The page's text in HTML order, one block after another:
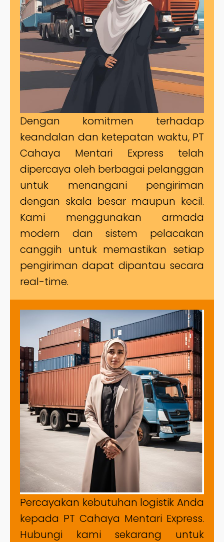
Dengan komitmen terhadap
keandalan dan ketepatan waktu, PT
Cahaya Mentari Express telah
dipercaya oleh berbagai pelanggan
untuk menangani pengiriman
dengan skala besar maupun kecil.
Kami menggunakan armada
modern dan sistem pelacakan
canggih untuk memastikan setiap
pengiriman dapat dipantau secara
real-time.
Percayakan kebutuhan logistik Anda
kepada PT Cahaya Mentari Express.
Hubungi kami sekarang untuk